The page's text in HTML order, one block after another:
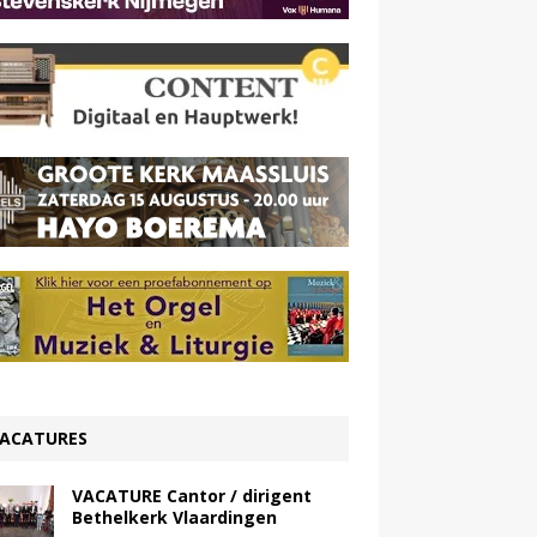
VACATURE Cantor / dirigent
Bethelkerk Vlaardingen